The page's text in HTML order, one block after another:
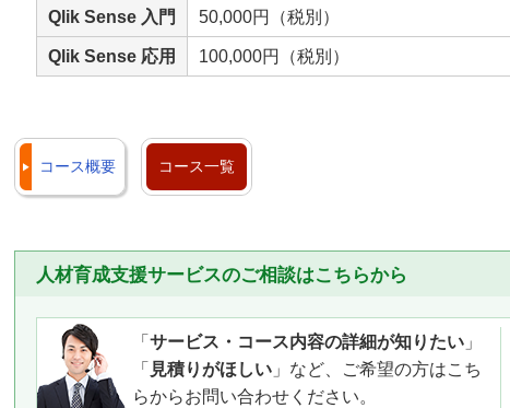
Qlik Sense 入門 50,000円（税別）
Qlik Sense 応用 100,000円（税別）
コース概要 コース一覧
人材育成支援サービスのご相談はこちらから
「 サービス・コース内容の詳細が知りたい 」
「 見積りがほしい 」など、ご希望の方はこち
らからお問い合わせください。